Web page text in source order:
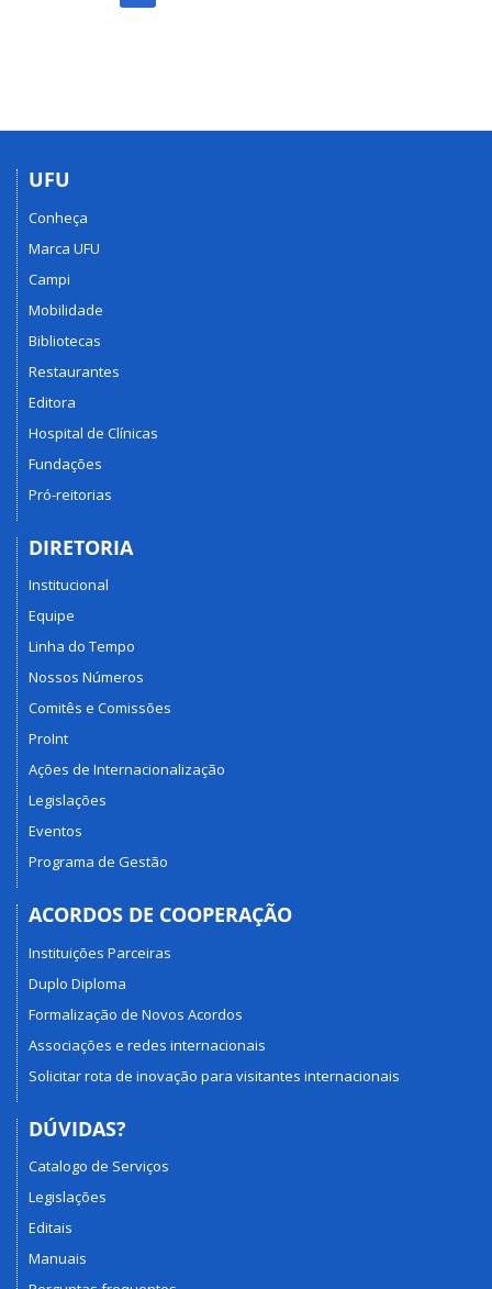
UFU
Conheça
Marca UFU
Campi
Mobilidade
Bibliotecas
Restaurantes
Editora
Hospital de Clínicas
Fundações
Pró-reitorias
DIRETORIA
Institucional
Equipe
Linha do Tempo
Nossos Números
Comitês e Comissões
ProInt
Ações de Internacionalização
Legislações
Eventos
Programa de Gestão
ACORDOS DE COOPERAÇÃO
Instituições Parceiras
Duplo Diploma
Formalização de Novos Acordos
Associações e redes internacionais
Solicitar rota de inovação para visitantes internacionais
DÚVIDAS?
Catalogo de Serviços
Legislações
Editais
Manuais